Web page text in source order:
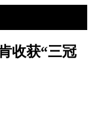
收获“三冠